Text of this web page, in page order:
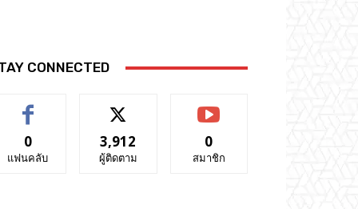
CONNECTED
0
แฟนคลับ
3,912
ผู้ติดตาม
0
สมาชิก